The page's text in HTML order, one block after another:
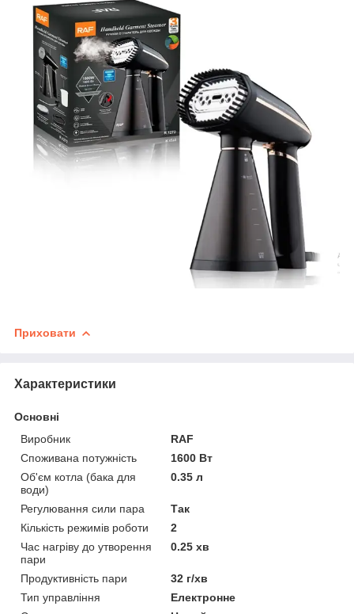
Приховати
Характеристики
Основні
Виробник
RAF
Споживана потужність
1600 Вт
Об'єм котла (бака для
води)
0.35 л
Регулювання сили пара
Так
Кількість режимів роботи
2
Час нагріву до утворення
пари
0.25 хв
Продуктивність пари
32 г/хв
Тип управління
Електронне